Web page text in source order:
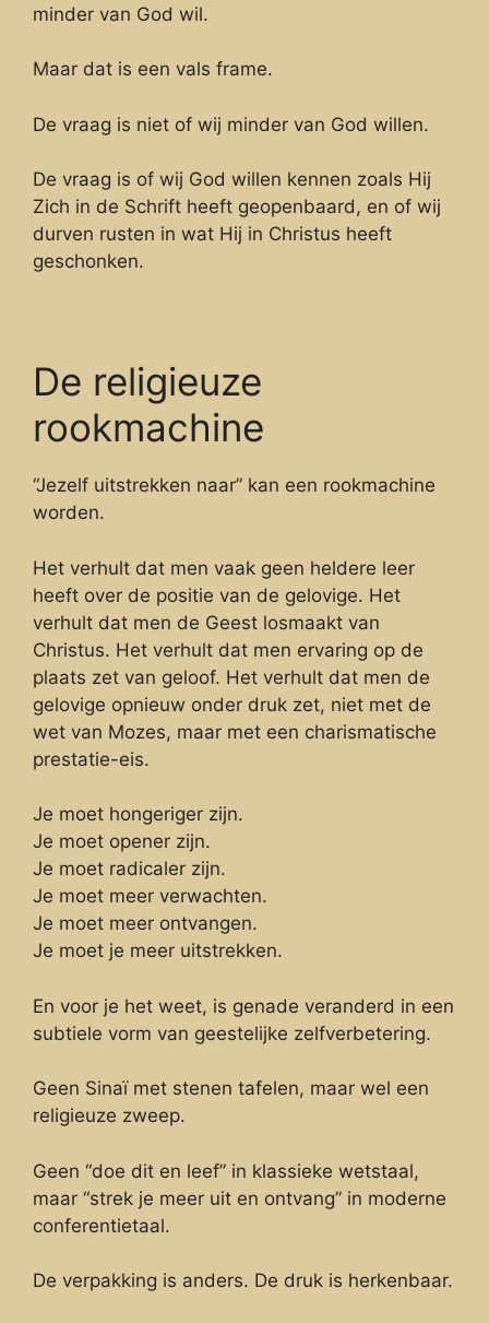
minder van God wil.
Maar dat is een vals frame.
De vraag is niet of wij minder van God willen.
De vraag is of wij God willen kennen zoals Hij
Zich in de Schrift heeft geopenbaard, en of wij
durven rusten in wat Hij in Christus heeft
geschonken.
De religieuze
rookmachine
“Jezelf uitstrekken naar” kan een rookmachine
worden.
Het verhult dat men vaak geen heldere leer
heeft over de positie van de gelovige. Het
verhult dat men de Geest losmaakt van
Christus. Het verhult dat men ervaring op de
plaats zet van geloof. Het verhult dat men de
gelovige opnieuw onder druk zet, niet met de
wet van Mozes, maar met een charismatische
prestatie-eis.
Je moet hongeriger zijn.
Je moet opener zijn.
Je moet radicaler zijn.
Je moet meer verwachten.
Je moet meer ontvangen.
Je moet je meer uitstrekken.
En voor je het weet, is genade veranderd in een
subtiele vorm van geestelijke zelfverbetering.
Geen Sinaï met stenen tafelen, maar wel een
religieuze zweep.
Geen “doe dit en leef” in klassieke wetstaal,
maar “strek je meer uit en ontvang” in moderne
conferentietaal.
De verpakking is anders. De druk is herkenbaar.